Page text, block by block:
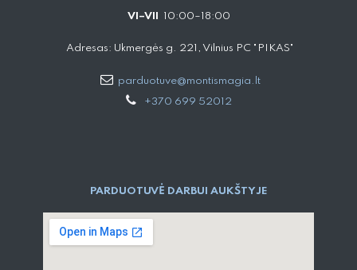
VI–VII 10:00–18:00
Adresas: Ukmergės g. 221, Vilnius PC "PIKAS"
parduotuve@montismagia.lt
+370 699 52012
PARDUOTUVĖ DARBUI AUKŠTYJE